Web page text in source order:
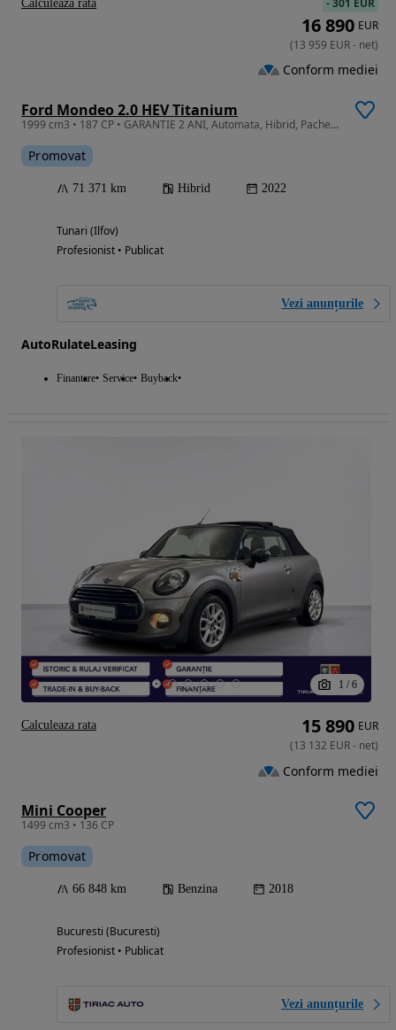
Ford Mondeo 2.0 HEV Titanium
1999 cm3 • 187 CP • GARANTIE 2 ANI, Automata, Hibrid, Pachet iarna, Camera, Pilot adaptiv
Promovat
71 371 km Hibrid 2022
Tunari (Ilfov)
Profesionist • Publicat
Vezi anunțurile
AutoRulateLeasing
Finantare Service Buyback
16 890 EUR
(13 959 EUR- net)
Conform mediei
Calculeaza rata
1 / 6
Mini Cooper
1499 cm3 • 136 CP
Promovat
66 848 km Benzina 2018
Bucuresti (Bucuresti)
Profesionist • Publicat
Vezi anunțurile
15 890 EUR
(13 132 EUR- net)
Conform mediei
Calculeaza rata